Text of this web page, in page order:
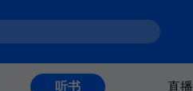
听书 直播